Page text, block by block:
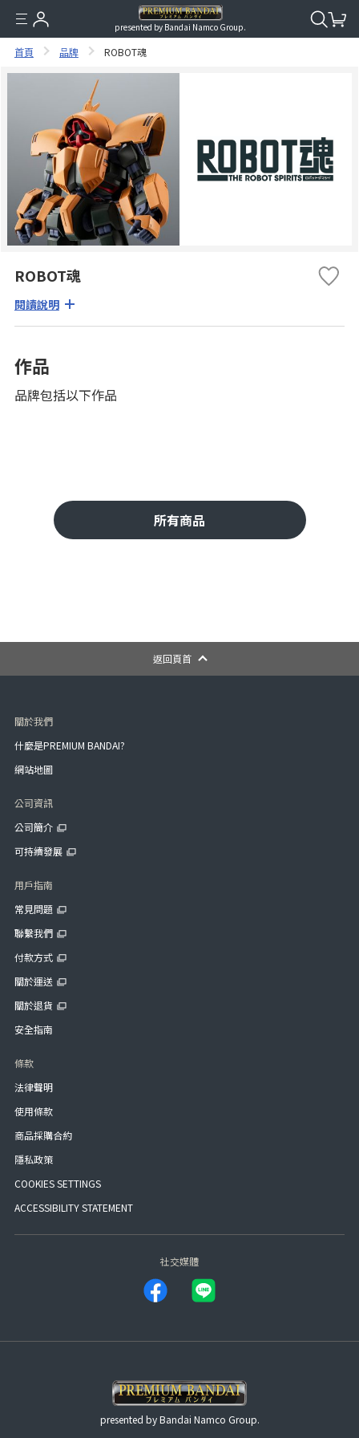
presented by Bandai Namco Group.
首頁 品牌 ROBOT魂
ROBOT魂
閱讀說明
作品
品牌包括以下作品
所有商品
返回頁首
關於我們
什麼是PREMIUM BANDAI?
網站地圖
公司資訊
公司簡介
可持續發展
用戶指南
常見問題
聯繫我們
付款方式
關於運送
關於退貨
安全指南
條款
法律聲明
使用條款
商品採購合約
隱私政策
COOKIES SETTINGS
ACCESSIBILITY STATEMENT
社交媒體
presented by Bandai Namco Group.